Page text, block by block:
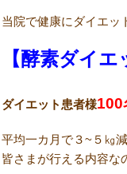
当院で健康にダイエ
【酵素ダイエ
ダイエット患者様100
平均一カ月で３~５㎏
皆さまが行える内容